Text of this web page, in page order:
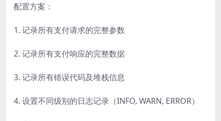
配置方案：
1. 记录所有支付请求的完整参数
2. 记录所有支付响应的完整数据
3. 记录所有错误代码及堆栈信息
4. 设置不同级别的日志记录（INFO, WARN, ERROR）